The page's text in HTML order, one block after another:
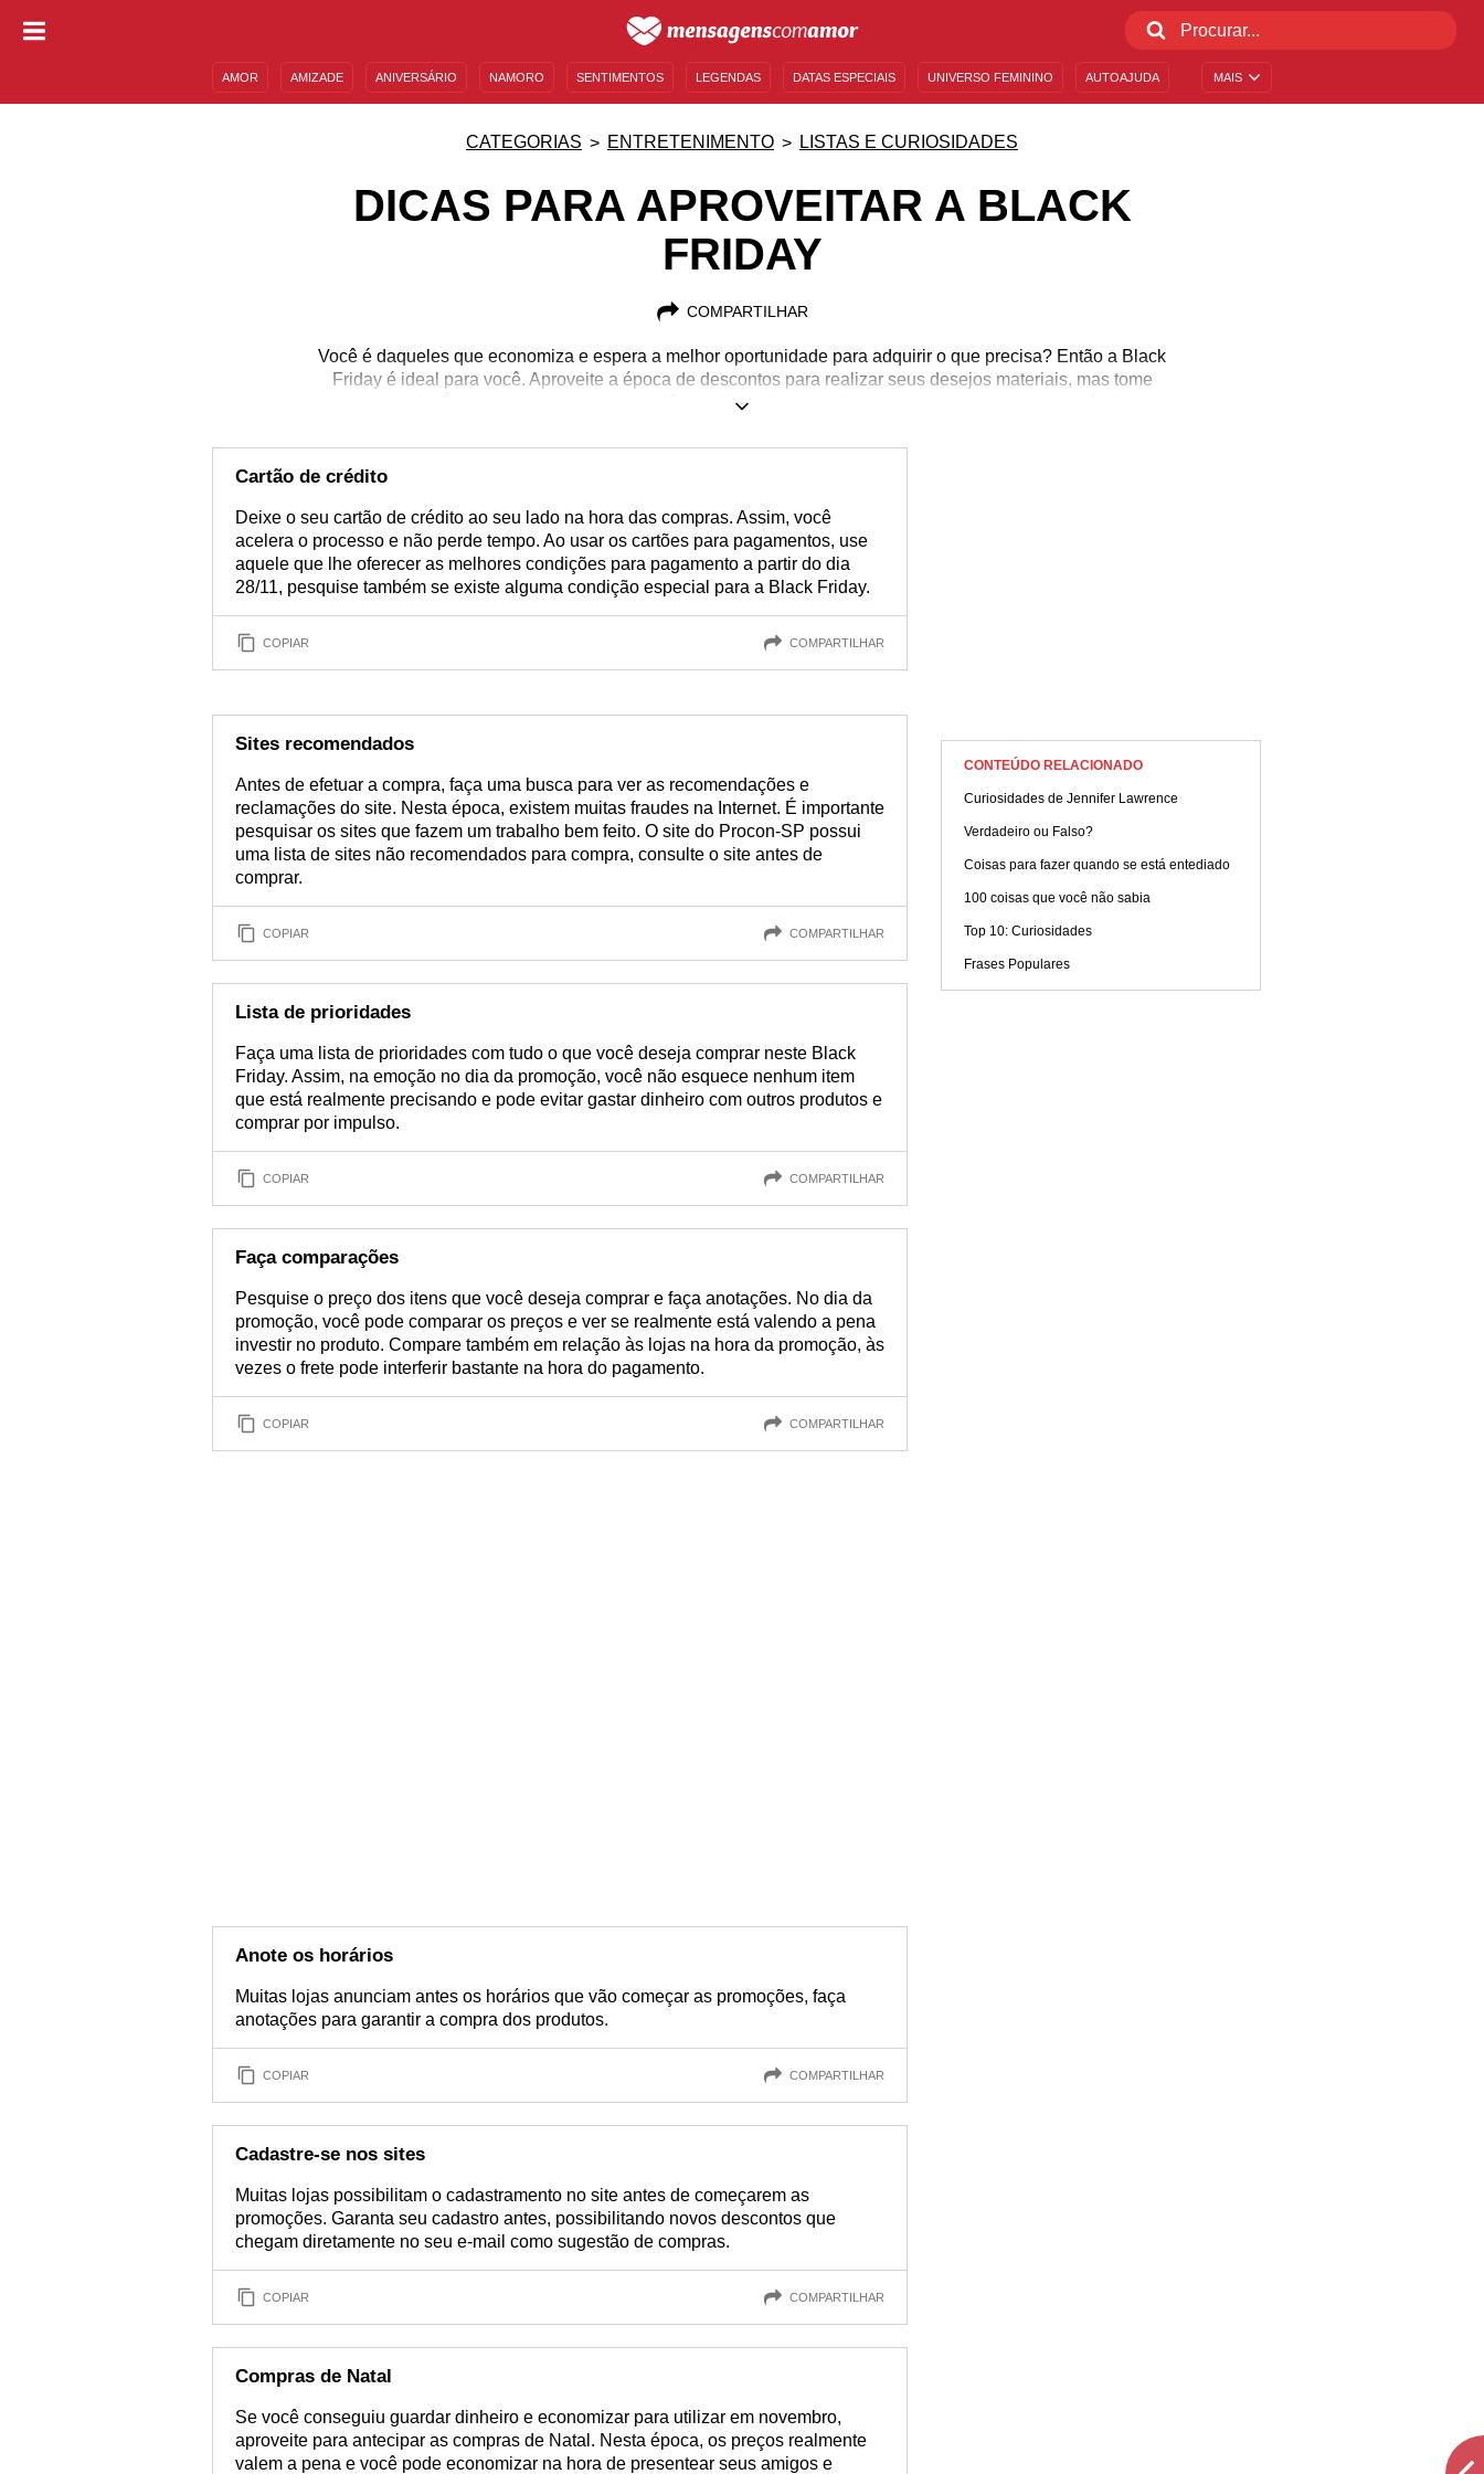
MAIS
AMOR AMIZADE ANIVERSÁRIO NAMORO SENTIMENTOS LEGENDAS DATAS ESPECIAIS UNIVERSO FEMININO AUTOAJUDA
CATEGORIAS ENTRETENIMENTO LISTAS E CURIOSIDADES
DICAS PARA APROVEITAR A BLACK
FRIDAY
COMPARTILHAR
Você é daqueles que economiza e espera a melhor oportunidade para adquirir o que precisa? Então a Black
Friday é ideal para você. Aproveite a época de descontos para realizar seus desejos materiais, mas tome
cuidado. É preciso consumir com prudência. Veja algumas dicas que separamos para te ajudar!
Cartão de crédito
Deixe o seu cartão de crédito ao seu lado na hora das compras. Assim, você
acelera o processo e não perde tempo. Ao usar os cartões para pagamentos, use
aquele que lhe oferecer as melhores condições para pagamento a partir do dia
28/11, pesquise também se existe alguma condição especial para a Black Friday.
COPIAR COMPARTILHAR
Sites recomendados
Antes de efetuar a compra, faça uma busca para ver as recomendações e
reclamações do site. Nesta época, existem muitas fraudes na Internet. É importante
pesquisar os sites que fazem um trabalho bem feito. O site do Procon-SP possui
uma lista de sites não recomendados para compra, consulte o site antes de
comprar.
COPIAR COMPARTILHAR
Lista de prioridades
Faça uma lista de prioridades com tudo o que você deseja comprar neste Black
Friday. Assim, na emoção no dia da promoção, você não esquece nenhum item
que está realmente precisando e pode evitar gastar dinheiro com outros produtos e
comprar por impulso.
COPIAR COMPARTILHAR
Faça comparações
Pesquise o preço dos itens que você deseja comprar e faça anotações. No dia da
promoção, você pode comparar os preços e ver se realmente está valendo a pena
investir no produto. Compare também em relação às lojas na hora da promoção, às
vezes o frete pode interferir bastante na hora do pagamento.
COPIAR COMPARTILHAR
Anote os horários
Muitas lojas anunciam antes os horários que vão começar as promoções, faça
anotações para garantir a compra dos produtos.
COPIAR COMPARTILHAR
Cadastre-se nos sites
Muitas lojas possibilitam o cadastramento no site antes de começarem as
promoções. Garanta seu cadastro antes, possibilitando novos descontos que
chegam diretamente no seu e-mail como sugestão de compras.
COPIAR COMPARTILHAR
Compras de Natal
Se você conseguiu guardar dinheiro e economizar para utilizar em novembro,
aproveite para antecipar as compras de Natal. Nesta época, os preços realmente
valem a pena e você pode economizar na hora de presentear seus amigos e
CONTEÚDO RELACIONADO
Curiosidades de Jennifer Lawrence
Verdadeiro ou Falso?
Coisas para fazer quando se está entediado
100 coisas que você não sabia
Top 10: Curiosidades
Frases Populares